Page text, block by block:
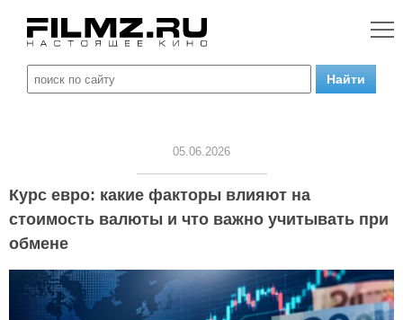
05.06.2026
Курс евро: какие факторы влияют на
стоимость валюты и что важно учитывать при
обмене